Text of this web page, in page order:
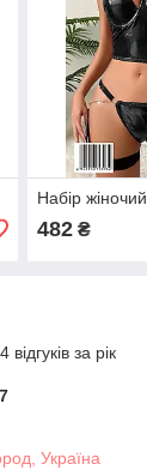
Набір жіночий
482₴
за рік
Україна